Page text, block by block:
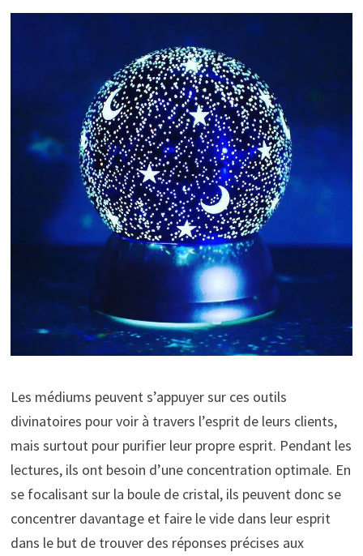
Les médiums peuvent s’appuyer sur ces outils
divinatoires pour voir à travers l’esprit de leurs clients,
mais surtout pour purifier leur propre esprit. Pendant les
lectures, ils ont besoin d’une concentration optimale. En
se focalisant sur la boule de cristal, ils peuvent donc se
concentrer davantage et faire le vide dans leur esprit
dans le but de trouver des réponses précises aux